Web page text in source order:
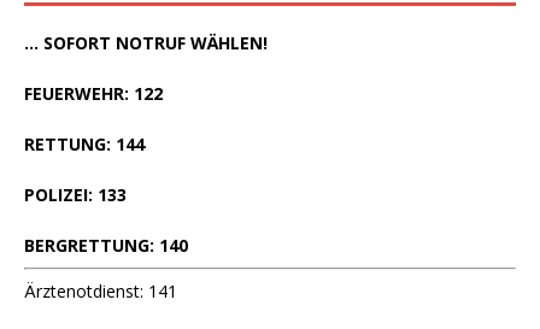
... SOFORT NOTRUF WÄHLEN!
FEUERWEHR: 122
RETTUNG: 144
POLIZEI: 133
BERGRETTUNG: 140
Ärztenotdienst: 141